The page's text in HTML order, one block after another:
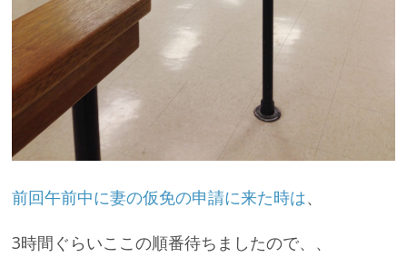
前回午前中に妻の仮免の申請に来た時は、
3時間ぐらいここの順番待ちましたので、、